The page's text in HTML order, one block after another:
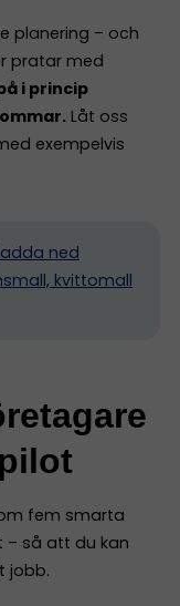
planering – och
pratar med
i princip
Låt oss
exempelvis
ned
kvittomall
fem smarta
så att du kan
jobb.